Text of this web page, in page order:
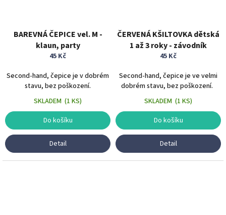
BAREVNÁ ČEPICE vel. M -
klaun, party
45 Kč
Second-hand, čepice je v dobrém
stavu, bez poškození.
SKLADEM (1 KS)
Do košíku
Detail
ČERVENÁ KŠILTOVKA dětská
1 až 3 roky - závodník
45 Kč
Second-hand, čepice je ve velmi
dobrém stavu, bez poškození.
SKLADEM (1 KS)
Do košíku
Detail